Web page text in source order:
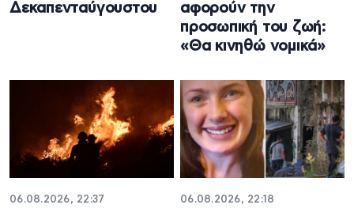
Δεκαπενταύγουστου
αφορούν την
προσωπική του ζωή:
«Θα κινηθώ νομικά»
06.08.2026, 22:37 06.08.2026, 22:18